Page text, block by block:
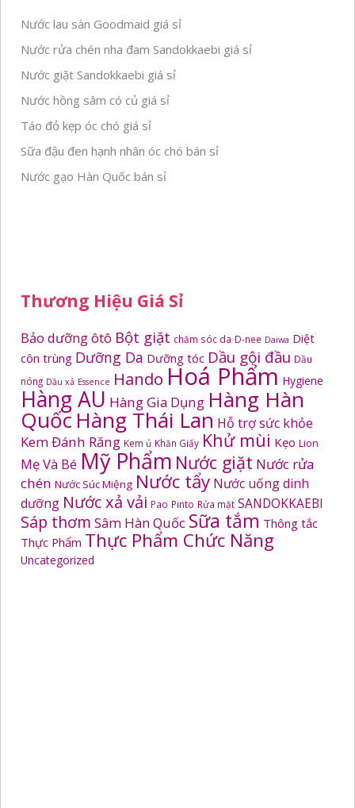
Nước lau sàn Goodmaid giá sỉ
Nước rửa chén nha đam Sandokkaebi giá sỉ
Nước giặt Sandokkaebi giá sỉ
Nước hồng sâm có củ giá sỉ
Táo đỏ kẹp óc chó giá sỉ
Sữa đậu đen hạnh nhân óc chó bán sỉ
Nước gạo Hàn Quốc bán sỉ
Thương Hiệu Giá Sỉ
Bảo dưỡng ôtô Bột giặt chăm sóc da D-nee Daiwa Diệt
côn trùng Dưỡng Da Dưỡng tóc Dầu gội đầu Dầu
nóng Dầu xả Essence Hando Hoá Phẩm Hygiene
Hàng AU Hàng Gia Dụng Hàng Hàn
Quốc Hàng Thái Lan Hỗ trợ sức khỏe
Kem Đánh Răng Kem ủ Khăn Giấy Khử mùi Kẹo Lion
Mẹ Và Bé Mỹ Phẩm Nước giặt Nước rửa
chén Nước Súc Miệng Nước tẩy Nước uống dinh
dưỡng Nước xả vải Pao Pinto Rửa mặt SANDOKKAEBI
Sáp thơm Sâm Hàn Quốc Sữa tắm Thông tắc
Thực Phẩm Thực Phẩm Chức Năng
Uncategorized